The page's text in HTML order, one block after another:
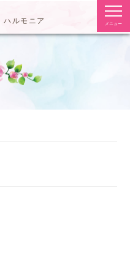
ハルモニア メニュー